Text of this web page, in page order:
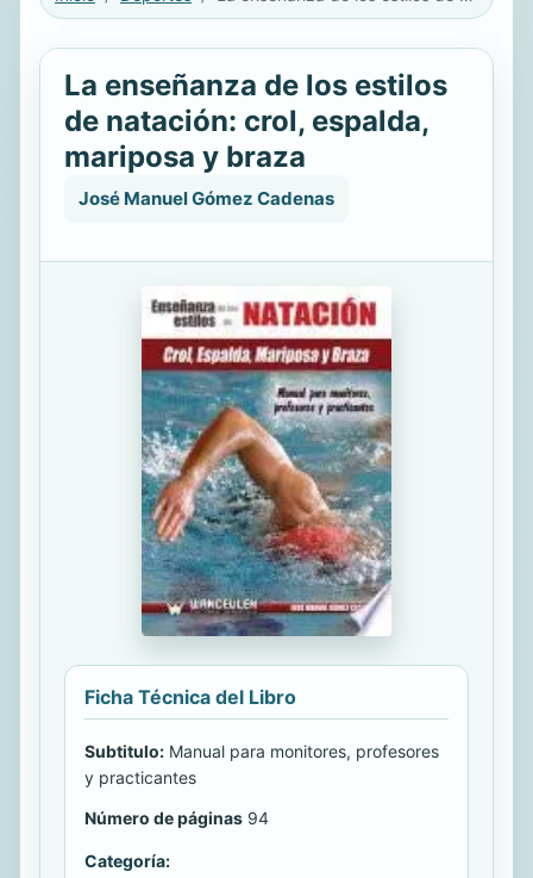
La enseñanza de los estilos
de natación: crol, espalda,
mariposa y braza
José Manuel Gómez Cadenas
Ficha Técnica del Libro
Subtitulo: Manual para monitores, profesores
y practicantes
Número de páginas 94
Categoría: